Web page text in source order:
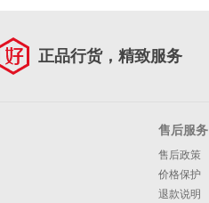
正品行货，精致服务
售后服务
售后政策
价格保护
退款说明